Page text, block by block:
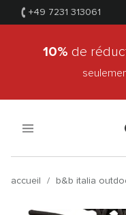
+49 7231 313061
10% de
accueil / b&b italia